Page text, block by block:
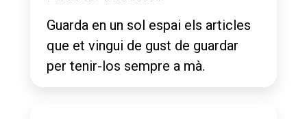
Guarda en un sol espai els articles
que et vingui de gust de guardar
per tenir-los sempre a mà.